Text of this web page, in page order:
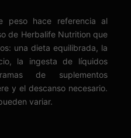
peso hace referencia al
de Herbalife Nutrition que
una dieta equilibrada, la
la ingesta de líquidos
de suplementos
y el descanso necesario.
variar.